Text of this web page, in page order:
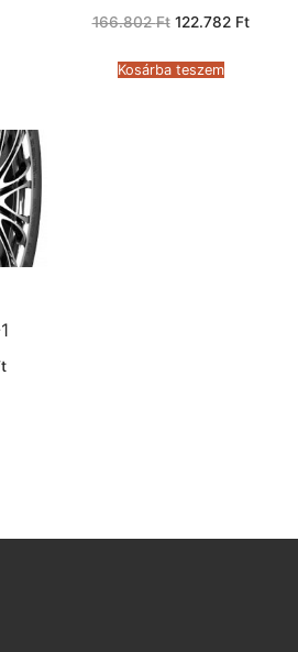
166.802Ft Original
166.802 Ft.
122.782 Ft
Kosárba teszem
Current